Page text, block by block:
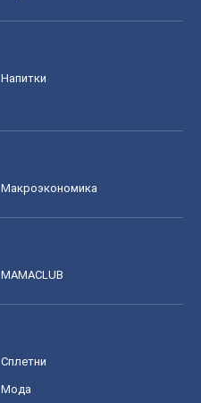
Напитки
Mакроэкономика
MAMACLUB
Сплетни
Мода